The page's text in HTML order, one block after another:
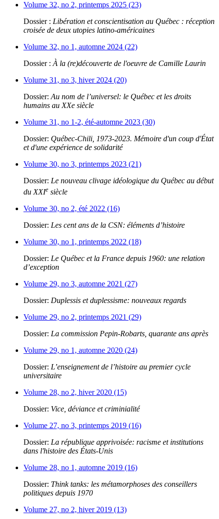
Volume 32, no 2, printemps 2025 (23)
Dossier : Libération et conscientisation au Québec : réception
croisée de deux utopies latino-américaines
Volume 32, no 1, automne 2024 (22)
Dossier : À la (re)découverte de l'oeuvre de Camille Laurin
Volume 31, no 3, hiver 2024 (20)
Dossier: Au nom de l’universel: le Québec et les droits
humains au XXe siècle
Volume 31, no 1-2, été-automne 2023 (30)
Dossier: Québec-Chili, 1973-2023. Mémoire d'un coup d'État
et d'une expérience de solidarité
Volume 30, no 3, printemps 2023 (21)
Dossier: Le nouveau clivage idéologique du Québec au début
du XXIe siècle
Volume 30, no 2, été 2022 (16)
Dossier: Les cent ans de la CSN: éléments d’histoire
Volume 30, no 1, printemps 2022 (18)
Dossier: Le Québec et la France depuis 1960: une relation
d’exception
Volume 29, no 3, automne 2021 (27)
Dossier: Duplessis et duplessisme: nouveaux regards
Volume 29, no 2, printemps 2021 (29)
Dossier: La commission Pepin-Robarts, quarante ans après
Volume 29, no 1, automne 2020 (24)
Dossier: L’enseignement de l’histoire au premier cycle
universitaire
Volume 28, no 2, hiver 2020 (15)
Dossier: Vice, déviance et criminialité
Volume 27, no 3, printemps 2019 (16)
Dossier: La république apprivoisée: racisme et institutions
dans l'histoire des États-Unis
Volume 28, no 1, automne 2019 (16)
Dossier: Think tanks: les métamorphoses des conseillers
politiques depuis 1970
Volume 27, no 2, hiver 2019 (13)